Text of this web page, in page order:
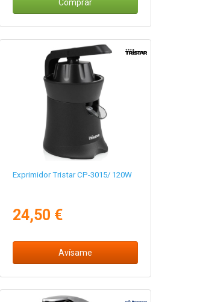
Comprar
Exprimidor Tristar CP-3015/ 120W
24,50 €
Avísame